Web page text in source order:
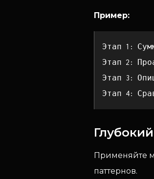
Пример:
Этап 1:
Этап 2:
Этап 3:
Этап 4:
Применяйте
паттернов.